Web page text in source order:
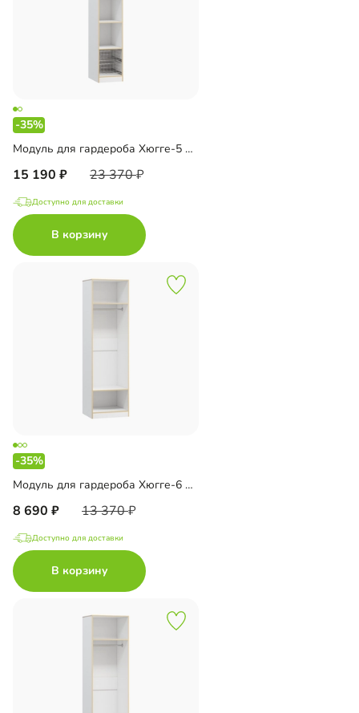
-35%
Модуль для гардероба Хюгге-5 Белый
15 190 23 370
Доступно для доставки
В корзину
-35%
Модуль для гардероба Хюгге-6 Белый
8 690 13 370
Доступно для доставки
В корзину